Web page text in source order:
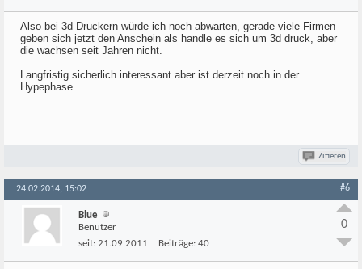
Also bei 3d Druckern würde ich noch abwarten, gerade viele Firmen
geben sich jetzt den Anschein als handle es sich um 3d druck, aber
die wachsen seit Jahren nicht.
Langfristig sicherlich interessant aber ist derzeit noch in der
Hypephase
Zitieren
24.02.2014, 15:02 #6
Blue
Benutzer
seit: 21.09.2011 Beiträge: 40
0